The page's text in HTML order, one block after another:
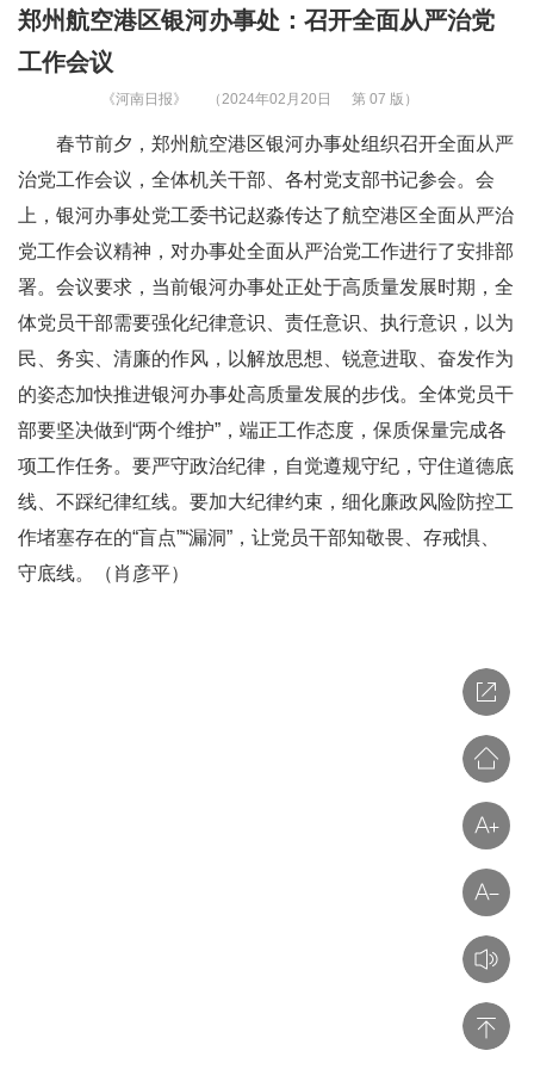
郑州航空港区银河办事处：召开全面从严治党
工作会议
《河南日报》 （2024年02月20日 第 07 版）
春节前夕，郑州航空港区银河办事处组织召开全面从严
治党工作会议，全体机关干部、各村党支部书记参会。会
上，银河办事处党工委书记赵淼传达了航空港区全面从严治
党工作会议精神，对办事处全面从严治党工作进行了安排部
署。会议要求，当前银河办事处正处于高质量发展时期，全
体党员干部需要强化纪律意识、责任意识、执行意识，以为
民、务实、清廉的作风，以解放思想、锐意进取、奋发作为
的姿态加快推进银河办事处高质量发展的步伐。全体党员干
部要坚决做到“两个维护”，端正工作态度，保质保量完成各
项工作任务。要严守政治纪律，自觉遵规守纪，守住道德底
线、不踩纪律红线。要加大纪律约束，细化廉政风险防控工
作堵塞存在的“盲点”“漏洞”，让党员干部知敬畏、存戒惧、
守底线。（肖彦平）